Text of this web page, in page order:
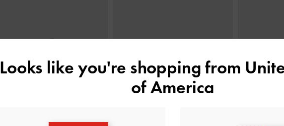
Looks like you're shopping from
of America